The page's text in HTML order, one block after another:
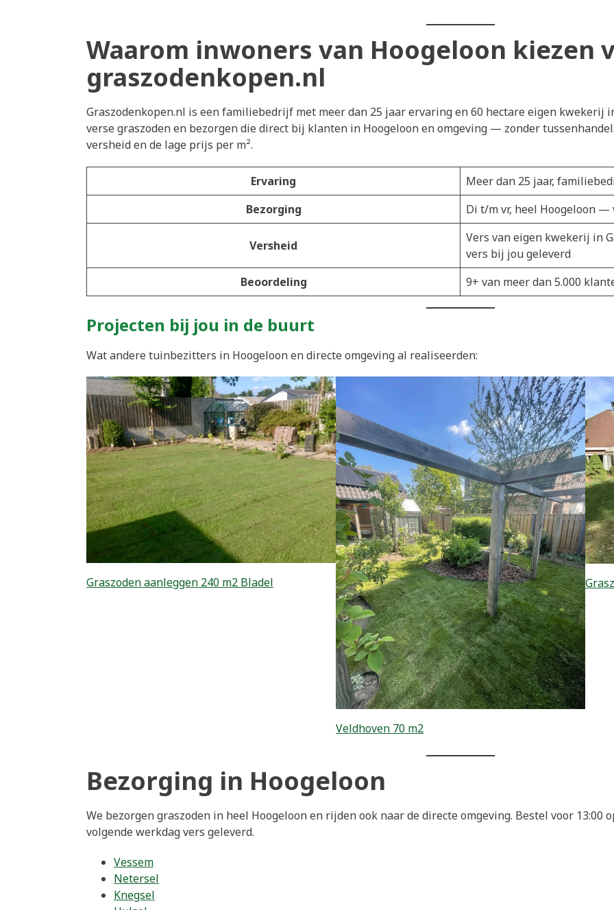
Waarom inwoners van Hoogeloon kiezen
graszodenkopen.nl
Graszodenkopen.nl is een familiebedrijf met meer dan 25 jaar ervaring en 60 hectare eigen kwekerij
verse graszoden en bezorgen die direct bij klanten in Hoogeloon en omgeving — zonder
versheid en de lage prijs per m².
Ervaring
Meer dan 25 jaar,
Bezorging
Di t/m vr, heel Hoogeloon —
Versheid
Vers van eigen kwekerij in
vers bij jou geleverd
Beoordeling
9+ van meer dan 5.000
Projecten bij jou in de buurt
Wat andere tuinbezitters in Hoogeloon en directe omgeving al realiseerden:
Graszoden aanleggen 240 m2 Bladel
Veldhoven 70 m2
Bezorging in Hoogeloon
We bezorgen graszoden in heel Hoogeloon en rijden ook naar de directe omgeving. Bestel voor 13:00
volgende werkdag vers geleverd.
Vessem
Netersel
Knegsel